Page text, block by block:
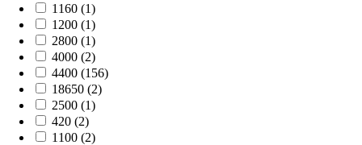
1160 (1)
1200 (1)
2800 (1)
4000 (2)
4400 (156)
18650 (2)
2500 (1)
420 (2)
1100 (2)